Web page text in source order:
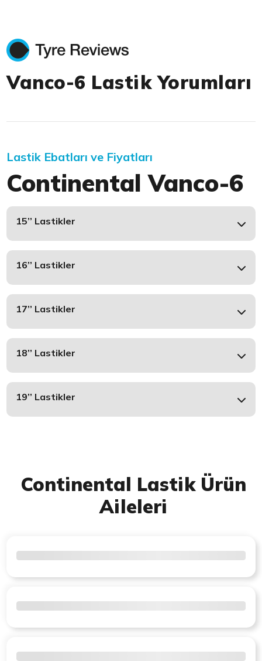
Vanco-6 Lastik Yorumları
Lastik Ebatları ve Fiyatları
Continental Vanco-6
15’’ Lastikler
16’’ Lastikler
17’’ Lastikler
18’’ Lastikler
19’’ Lastikler
Continental Lastik Ürün
Aileleri